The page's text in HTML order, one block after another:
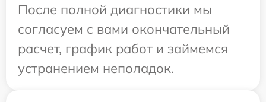
После полной диагностики мы
согласуем с вами окончательный
расчет, график работ и займемся
устранением неполадок.